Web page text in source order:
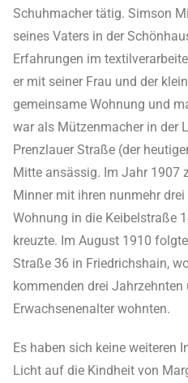
Schuhmacher tätig. Simson
seines Vaters in der
Erfahrungen im
er mit seiner Frau und der
gemeinsame Wohnung und
war als Mützenmacher in der
Prenzlauer Straße (der
Mitte ansässig. Im Jahr 1907
Minner mit ihren nunmehr
Wohnung in die Keibelstraße
kreuzte. Im August 1910
Straße 36 in Friedrichshain,
kommenden drei
Erwachsenenalter wohnten.
Es haben sich keine weiteren
Licht auf die Kindheit von